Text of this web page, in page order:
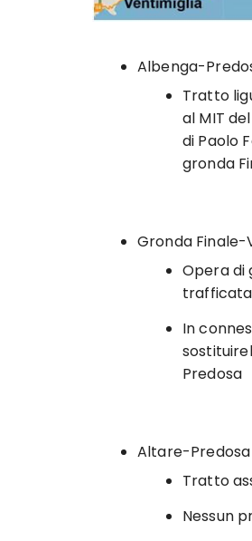
Albenga-
Tratto
al MIT
di Paolo
gronda
Gronda Finale-
Opera di
In
Predosa
Altare-Predosa
Tratto
Nessun